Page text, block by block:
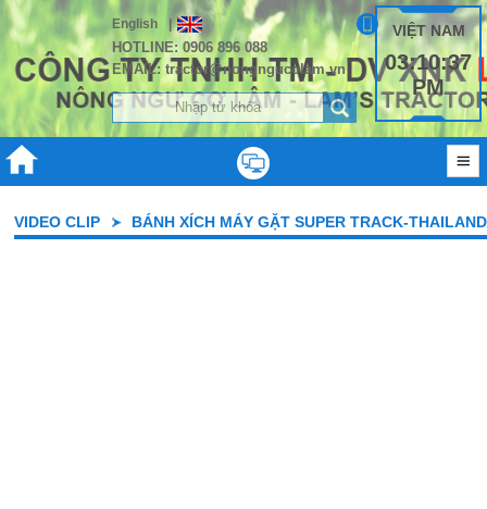
VIỆT NAM
03:10:37
PM
English
HOTLINE: 0906 896 088
EMAIL: tractor@nongngucolam.vn
VIDEO CLIP BÁNH XÍCH MÁY GẶT SUPER TRACK-THAILAND